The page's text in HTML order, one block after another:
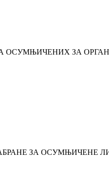
ОСУМЊИЧЕНИХ ЗА
ЗА ОСУМЊИЧЕНЕ